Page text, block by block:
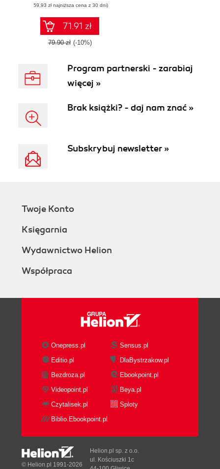
debugging,
creating, and
documenting
projects with the
Lazarus IDE
(59,93 zł najniższa cena z 30 dni)
71.91 zł
79.90 zł (-10%)
Program partnerski - zarabiaj
więcej »
Brak książki? - daj nam znać »
Subskrybuj newsletter »
Twoje Konto
Księgarnia
Wydawnictwo Helion
Współpraca
Onepress.pl
Sensus.pl
Editio.pl
DlaBystrzakow.pl
Bezdroza.pl
Ebookpoint.pl
Videopoint.pl
Beya.pl
Czytalisek.pl
Sploty
Biblio.Ebookpoint.pl
© Helion.pl 1991-2026
Helion.pl sp. z o.o.
ul. Kościuszki 1c